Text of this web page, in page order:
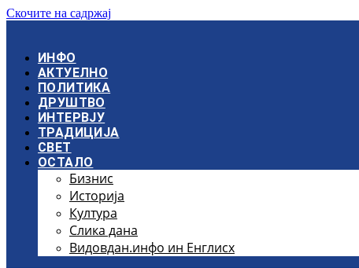
Скочите на садржај
ИНФО
АКТУЕЛНО
ПОЛИТИКА
ДРУШТВО
ИНТЕРВЈУ
ТРАДИЦИЈА
СВЕТ
ОСТАЛО
Бизнис
Историја
Култура
Слика дана
Видовдан.инфо ин Енглисх